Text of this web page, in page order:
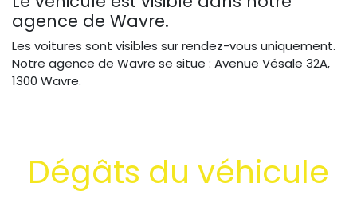
agence de Wavre.
Les voitures sont visibles sur rendez-vous uniquement.
Notre agence de Wavre se situe : Avenue Vésale 32A,
1300 Wavre.
Dégâts du véhicule